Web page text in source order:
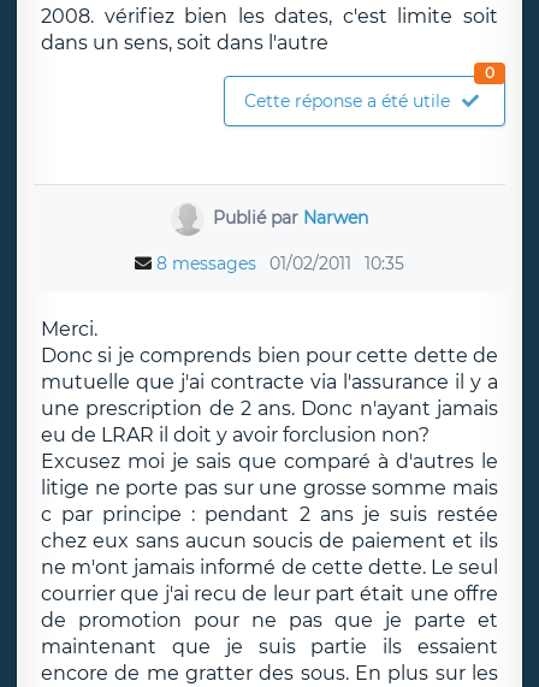
2008. vérifiez bien les dates, c'est limite soit
dans un sens, soit dans l'autre
Cette réponse a été utile
0
Publié par Narwen
8 messages 01/02/2011 10:35
Merci.
Donc si je comprends bien pour cette dette de
mutuelle que j'ai contracte via l'assurance il y a
une prescription de 2 ans. Donc n'ayant jamais
eu de LRAR il doit y avoir forclusion non?
Excusez moi je sais que comparé à d'autres le
litige ne porte pas sur une grosse somme mais
c par principe : pendant 2 ans je suis restée
chez eux sans aucun soucis de paiement et ils
ne m'ont jamais informé de cette dette. Le seul
courrier que j'ai recu de leur part était une offre
de promotion pour ne pas que je parte et
maintenant que je suis partie ils essaient
encore de me gratter des sous. En plus sur les